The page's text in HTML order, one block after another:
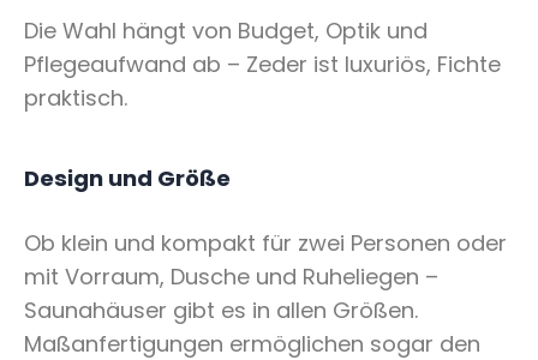
Die Wahl hängt von Budget, Optik und
Pflegeaufwand ab – Zeder ist luxuriös, Fichte
praktisch.
Design und Größe
Ob klein und kompakt für zwei Personen oder
mit Vorraum, Dusche und Ruheliegen –
Saunahäuser gibt es in allen Größen.
Maßanfertigungen ermöglichen sogar den